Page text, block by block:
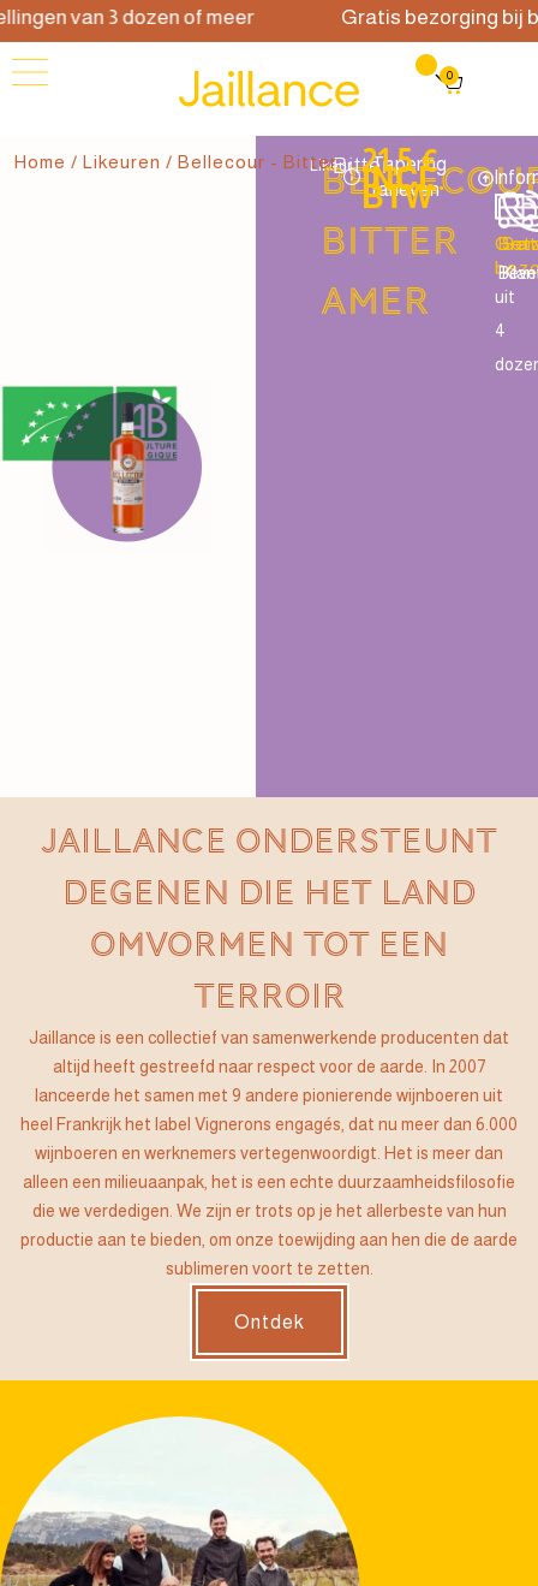
van 3 dozen of meer Gratis bezorging bij
0
Home / Likeuren / Bellecour - Bitter
Likeur
Bitter
amer
BitterTapering
tarieven
21,5 €
INCL.
BTW
uit
4
JAILLANCE ONDERSTEUNT
DEGENEN DIE HET LAND
OMVORMEN TOT EEN
TERROIR
Jaillance is een collectief van samenwerkende producenten dat
altijd heeft gestreefd naar respect voor de aarde. In 2007
lanceerde het samen met 9 andere pionierende wijnboeren uit
heel Frankrijk het label Vignerons engagés, dat nu meer dan 6.000
wijnboeren en werknemers vertegenwoordigt. Het is meer dan
alleen een milieuaanpak, het is een echte duurzaamheidsfilosofie
die we verdedigen. We zijn er trots op je het allerbeste van hun
productie aan te bieden, om onze toewijding aan hen die de aarde
sublimeren voort te zetten.
Ontdek